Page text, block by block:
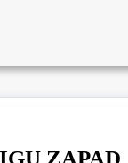
ZAPAD